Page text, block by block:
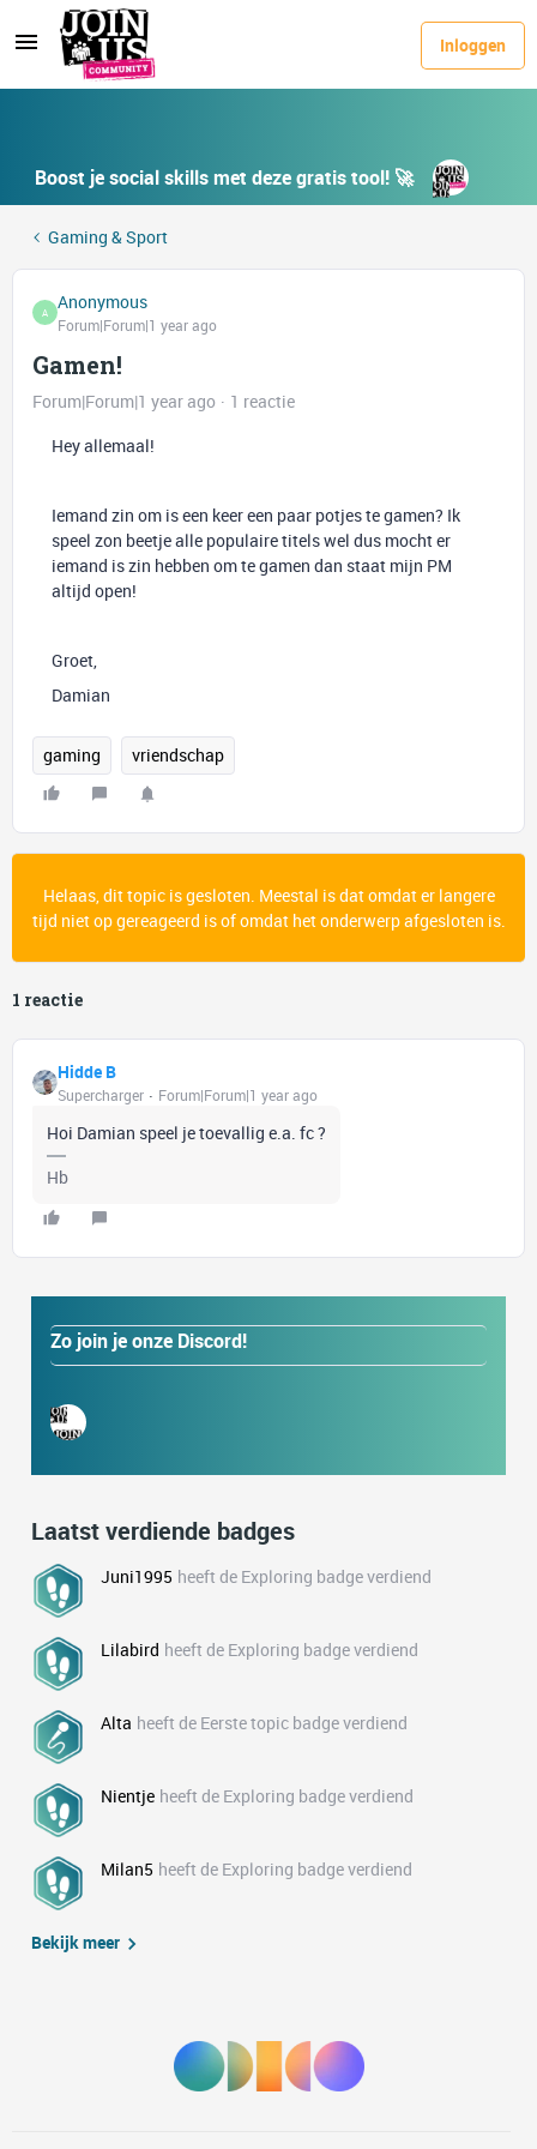
Inloggen
Boost je social skills met deze gratis tool! 🚀
Gaming & Sport
A Anonymous
Forum|Forum|1 year ago
Gamen!
Forum|Forum|1 year ago
1 reactie
Hey allemaal!
Iemand zin om is een keer een paar potjes te gamen? Ik
speel zon beetje alle populaire titels wel dus mocht er
iemand is zin hebben om te gamen dan staat mijn PM
altijd open!
Groet,
Damian
gaming vriendschap
Helaas, dit topic is gesloten. Meestal is dat omdat er langere
tijd niet op gereageerd is of omdat het onderwerp afgesloten is.
1 reactie
Hidde B
Supercharger Forum|Forum|1 year ago
Hoi Damian speel je toevallig e.a. fc ?
Hb
Zo join je onze Discord!
Laatst verdiende badges
Juni1995 heeft de Exploring badge verdiend
Lilabird heeft de Exploring badge verdiend
Alta heeft de Eerste topic badge verdiend
Nientje heeft de Exploring badge verdiend
Milan5 heeft de Exploring badge verdiend
Bekijk meer